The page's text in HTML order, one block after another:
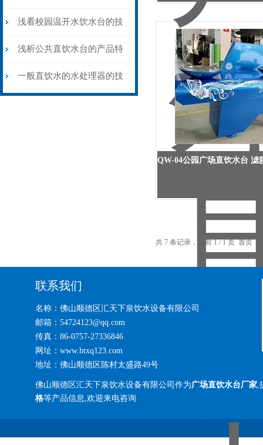
细介绍
浅看校园温开水饮水台的技
术特征
浅析公共直饮水台的产品特
点
一般直饮水的水处理器的技
共 7 条记录，当前 1 / 1 页 首页
联系我们
名称：佛山顺德区汇天下泉饮水设备有限公司
邮箱：54724123@qq.com
传真：86-0757-27336846
网址：www.htxq123.com
地址：佛山顺德区陈村太盛路49号
佛山顺德区汇天下泉饮水设备有限公司作为广场直饮水台厂家,
格等产品信息,欢迎来电咨询